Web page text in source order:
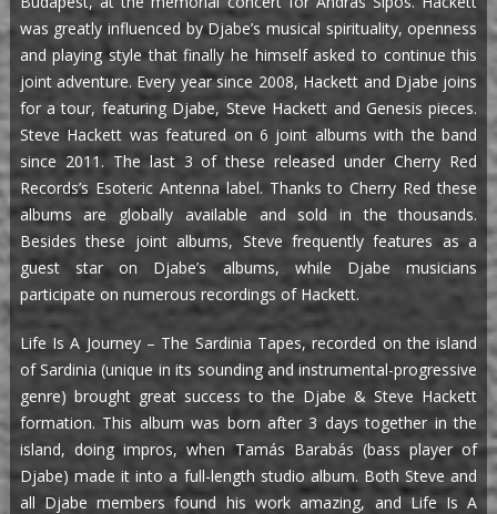
was greatly influenced by Djabe’s musical spirituality, openness
and playing style that finally he himself asked to continue this
joint adventure. Every year since 2008, Hackett and Djabe joins
for a tour, featuring Djabe, Steve Hackett and Genesis pieces.
Steve Hackett was featured on 6 joint albums with the band
since 2011. The last 3 of these released under Cherry Red
Records’s Esoteric Antenna label. Thanks to Cherry Red these
albums are globally available and sold in the thousands.
Besides these joint albums, Steve frequently features as a
guest star on Djabe’s albums, while Djabe musicians
participate on numerous recordings of Hackett.
Life Is A Journey – The Sardinia Tapes, recorded on the island
of Sardinia (unique in its sounding and instrumental-progressive
genre) brought great success to the Djabe & Steve Hackett
formation. This album was born after 3 days together in the
island, doing impros, when Tamás Barabás (bass player of
Djabe) made it into a full-length studio album. Both Steve and
all Djabe members found his work amazing, and Life Is A